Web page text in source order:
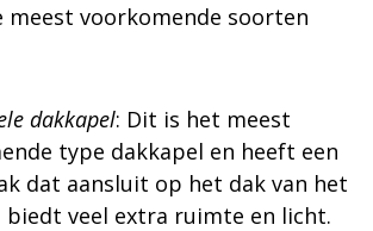
meest voorkomende soorten
dakkapel: Dit is het meest
type dakkapel en heeft een
dat aansluit op het dak van het
biedt veel extra ruimte en licht.